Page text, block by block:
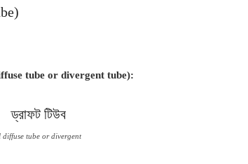
diffuse tube or divergent tube):
diffuse tube or divergent